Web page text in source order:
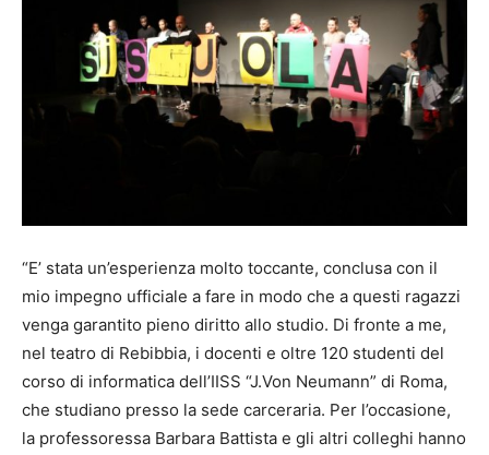
“E’ stata un’esperienza molto toccante, conclusa con il
mio impegno ufficiale a fare in modo che a questi ragazzi
venga garantito pieno diritto allo studio. Di fronte a me,
nel teatro di Rebibbia, i docenti e oltre 120 studenti del
corso di informatica dell’IISS “J.Von Neumann” di Roma,
che studiano presso la sede carceraria. Per l’occasione,
la professoressa Barbara Battista e gli altri colleghi hanno